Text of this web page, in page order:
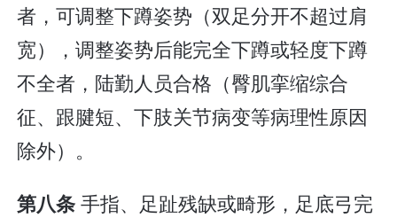
者，可调整下蹲姿势（双足分开不超过肩
宽），调整姿势后能完全下蹲或轻度下蹲
不全者，陆勤人员合格（臀肌挛缩综合
征、跟腱短、下肢关节病变等病理性原因
除外）。
第八条手指、足趾残缺或畸形，足底弓完